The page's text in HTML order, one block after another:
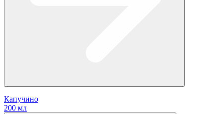
Капучино
200 мл